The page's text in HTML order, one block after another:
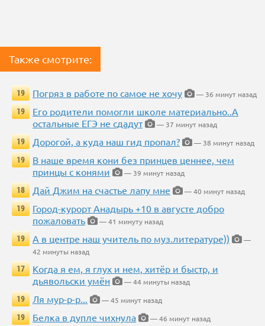
Также смотрите:
19 Погряз в работе по самое не хочу
— 36 минут назад
19
Его родители помогли школе материально..А
остальные ЕГЭ не сдадут
— 37 минут назад
19
Дорогой, а куда наш гид пропал?
— 38 минут назад
19
В наше время кони без принцев ценнее, чем
принцы с конями
— 39 минут назад
18
Дай Джим на счастье лапу мне
— 40 минут назад
19
Город-курорт Анадырь +10 в августе добро
пожаловать
— 41 минуту назад
19
А в центре наш учитель по муз.литературе))
—
42 минуты назад
17
Когда я ем, я глух и нем, хитёр и быстр, и
дьявольски умён
— 44 минуты назад
19
Ля мур-р-р...
— 45 минут назад
19
Белка в дупле чихнула — 46 минут назад